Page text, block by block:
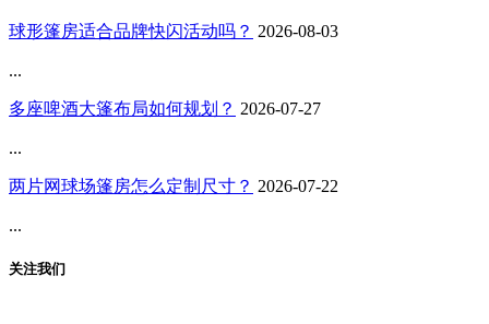
球形篷房适合品牌快闪活动吗？ 2026-08-03
...
多座啤酒大篷布局如何规划？ 2026-07-27
...
两片网球场篷房怎么定制尺寸？ 2026-07-22
...
关注我们